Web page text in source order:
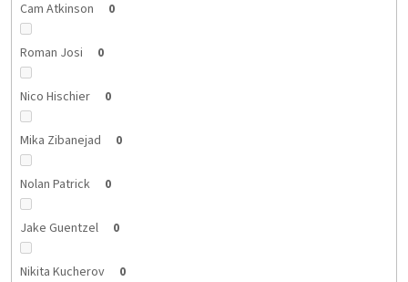
Cam Atkinson 0
Roman Josi 0
Nico Hischier 0
Mika Zibanejad 0
Nolan Patrick 0
Jake Guentzel 0
Nikita Kucherov 0